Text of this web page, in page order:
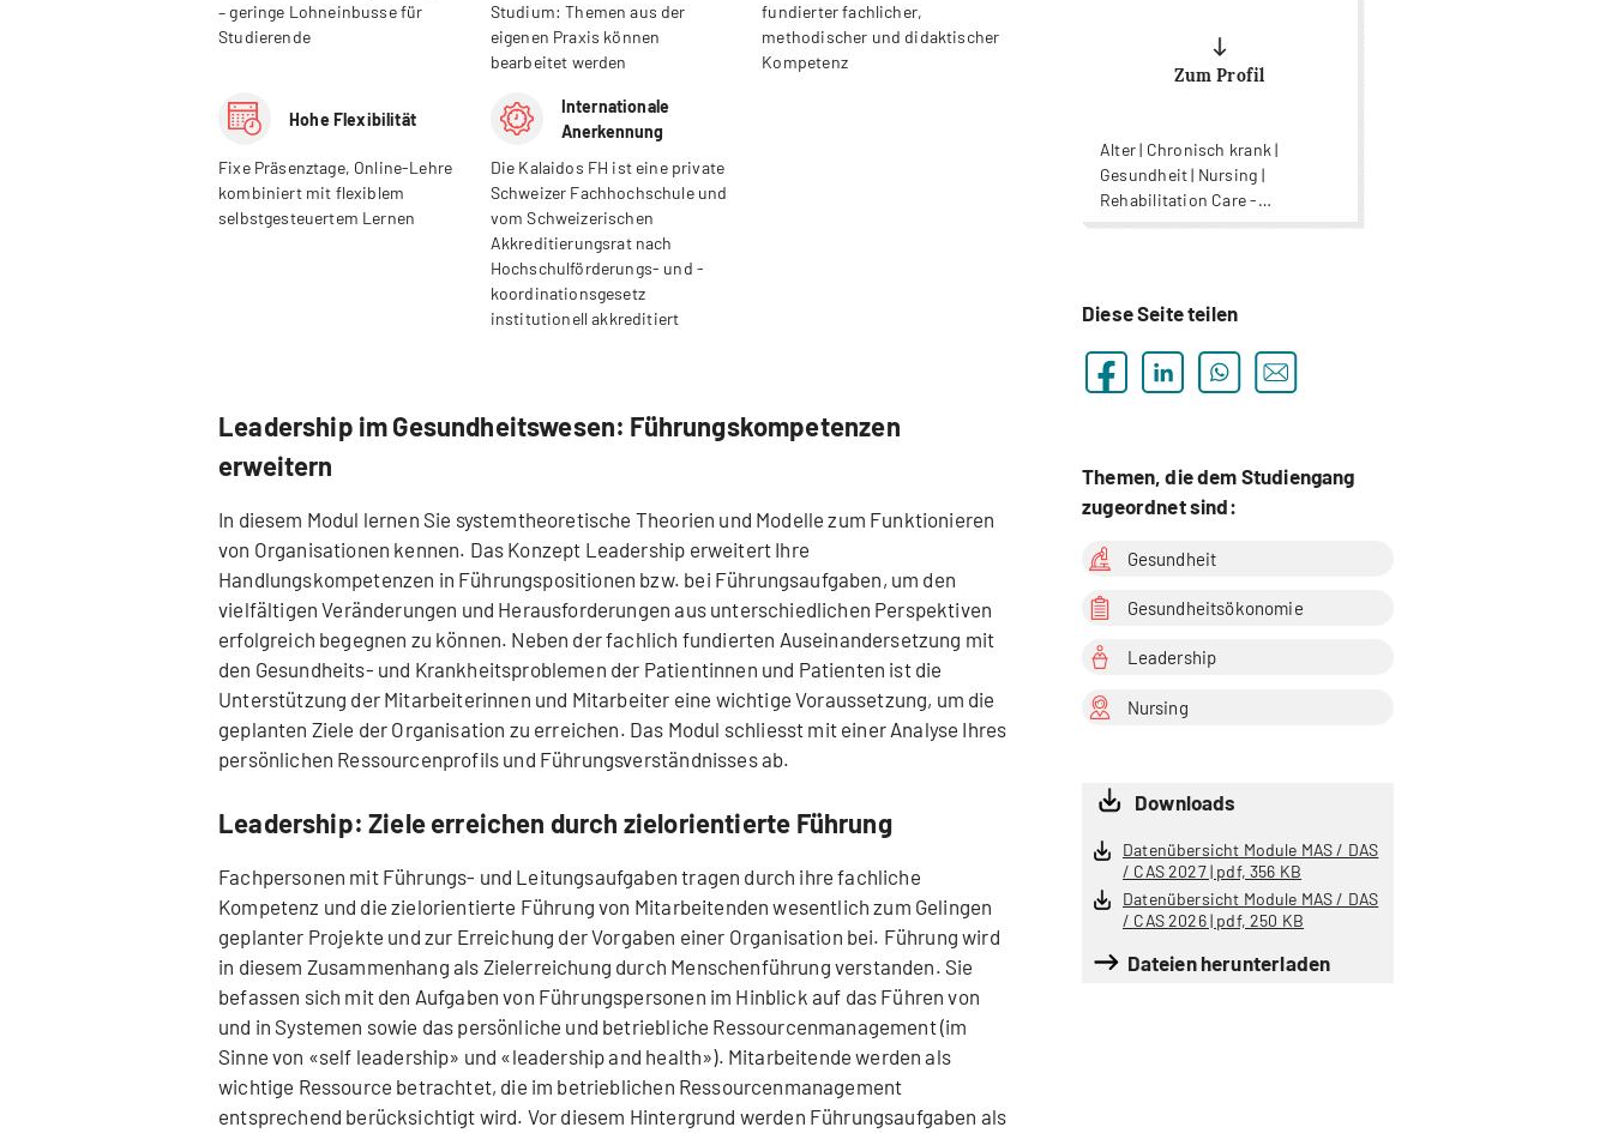
– geringe Lohneinbusse für
Studierende
Studium: Themen aus der
eigenen Praxis können
bearbeitet werden
fundierter fachlicher,
methodischer und didaktischer
Kompetenz
Hohe Flexibilität
Fixe Präsenztage, Online-Lehre
kombiniert mit flexiblem
selbstgesteuertem Lernen
Internationale
Anerkennung
Die Kalaidos FH ist eine private
Schweizer Fachhochschule und
vom Schweizerischen
Akkreditierungsrat nach
Hochschulförderungs- und -
koordinationsgesetz
institutionell akkreditiert
Leadership im Gesundheitswesen: Führungskompetenzen
erweitern
In diesem Modul lernen Sie systemtheoretische Theorien und Modelle zum Funktionieren
von Organisationen kennen. Das Konzept Leadership erweitert Ihre
Handlungskompetenzen in Führungspositionen bzw. bei Führungsaufgaben, um den
vielfältigen Veränderungen und Herausforderungen aus unterschiedlichen Perspektiven
erfolgreich begegnen zu können. Neben der fachlich fundierten Auseinandersetzung mit
den Gesundheits- und Krankheitsproblemen der Patientinnen und Patienten ist die
Unterstützung der Mitarbeiterinnen und Mitarbeiter eine wichtige Voraussetzung, um die
geplanten Ziele der Organisation zu erreichen. Das Modul schliesst mit einer Analyse Ihres
persönlichen Ressourcenprofils und Führungsverständnisses ab.
Leadership: Ziele erreichen durch zielorientierte Führung
Fachpersonen mit Führungs- und Leitungsaufgaben tragen durch ihre fachliche
Kompetenz und die zielorientierte Führung von Mitarbeitenden wesentlich zum Gelingen
geplanter Projekte und zur Erreichung der Vorgaben einer Organisation bei. Führung wird
in diesem Zusammenhang als Zielerreichung durch Menschenführung verstanden. Sie
befassen sich mit den Aufgaben von Führungspersonen im Hinblick auf das Führen von
und in Systemen sowie das persönliche und betriebliche Ressourcenmanagement (im
Sinne von «self leadership» und «leadership and health»). Mitarbeitende werden als
wichtige Ressource betrachtet, die im betrieblichen Ressourcenmanagement
entsprechend berücksichtigt wird. Vor diesem Hintergrund werden Führungsaufgaben als
Zum Profil
Alter | Chronisch krank |
Gesundheit | Nursing |
Rehabilitation Care -
Rehabilitationspflege | Wound
Diese Seite teilen
Themen, die dem Studiengang
zugeordnet sind:
Gesundheit
Gesundheitsökonomie
Leadership
Nursing
Downloads
Datenübersicht Module MAS / DAS
/ CAS 2027 | pdf, 356 KB
Datenübersicht Module MAS / DAS
/ CAS 2026 | pdf, 250 KB
Dateien herunterladen